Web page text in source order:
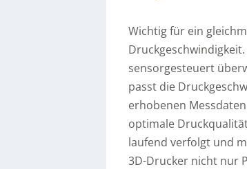
Wichtig für ein
sensorgesteuert
passt die
erhobenen
optimale
laufend verfolgt und
3D-Drucker nicht nur